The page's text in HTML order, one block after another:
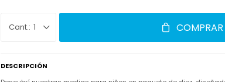
1 COMPRAR
DESCRIPCIÓN